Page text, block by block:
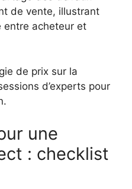
de vente, illustrant
entre acheteur et
de prix sur la
d’experts pour
une
: checklist